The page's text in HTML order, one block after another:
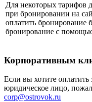
Для некоторых тарифов
при бронировании на
оплатить бронирование
бронирование с
Корпоративным
Если вы хотите оплатить
юридическое лицо,
corp@ostrovok.ru